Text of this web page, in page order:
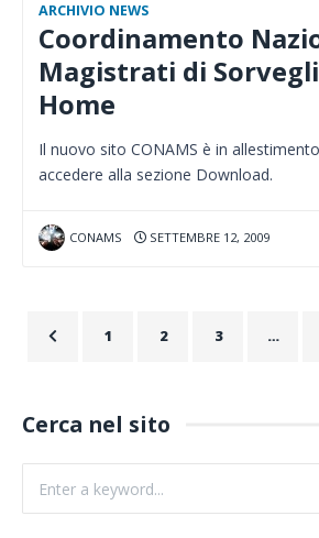
ARCHIVIO NEWS
Coordinamento
Magistrati di
Home
Il nuovo sito CONAMS è in
accedere alla sezione Download.
CONAMS SETTEMBRE 12, 2009
1 2 3 …
Cerca nel sito